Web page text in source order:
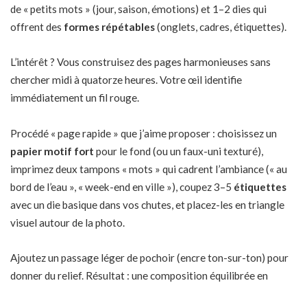
de « petits mots » (jour, saison, émotions) et 1–2 dies qui
offrent des formes répétables(onglets, cadres, étiquettes).
L’intérêt ? Vous construisez des pages harmonieuses sans
chercher midi à quatorze heures. Votre œil identifie
immédiatement un fil rouge.
Procédé « page rapide » que j’aime proposer : choisissez un
papier motif fort pour le fond (ou un faux-uni texturé),
imprimez deux tampons « mots » qui cadrent l’ambiance (« au
bord de l’eau », « week-end en ville »), coupez 3–5 étiquettes
avec un die basique dans vos chutes, et placez-les en triangle
visuel autour de la photo.
Ajoutez un passage léger de pochoir (encre ton-sur-ton) pour
donner du relief. Résultat : une composition équilibrée en